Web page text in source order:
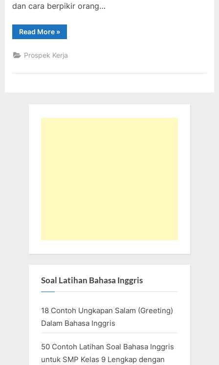
dan cara berpikir orang…
Read More“5
Prospek
Jurusan
Psikologi”
»
Prospek Kerja
Soal Latihan Bahasa Inggris
18 Contoh Ungkapan Salam (Greeting)
Dalam Bahasa Inggris
50 Contoh Latihan Soal Bahasa Inggris
untuk SMP Kelas 9 Lengkap dengan